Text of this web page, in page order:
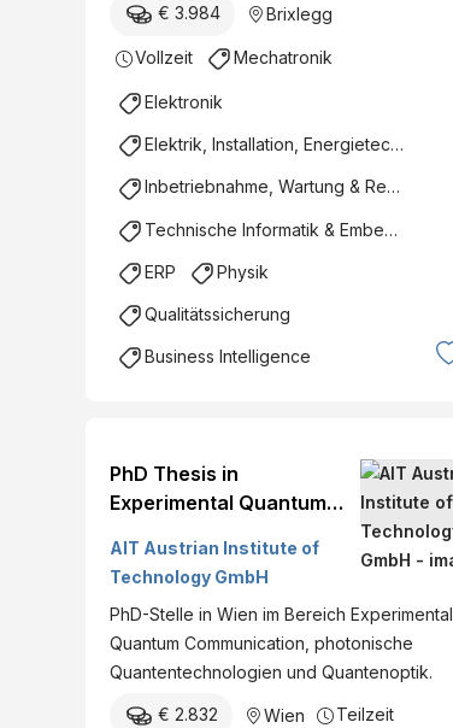
€ 3.984 Brixlegg
Vollzeit Mechatronik
Elektronik
Elektrik, Installation, Energietechnik
Inbetriebnahme, Wartung & Reparatur
Technische Informatik & Embedded Systems
ERP Physik
Qualitätssicherung
Business Intelligence
PhD Thesis in
Experimental Quantum
AIT Austrian Institute of
Technology GmbH
PhD-Stelle in Wien im Bereich Experimental
Quantum Communication, photonische
Quantentechnologien und Quantenoptik.
€ 2.832 Wien Teilzeit